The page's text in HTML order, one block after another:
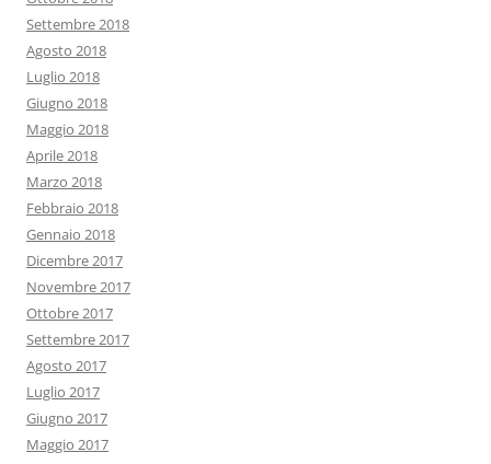
Settembre 2018
Agosto 2018
Luglio 2018
Giugno 2018
Maggio 2018
Aprile 2018
Marzo 2018
Febbraio 2018
Gennaio 2018
Dicembre 2017
Novembre 2017
Ottobre 2017
Settembre 2017
Agosto 2017
Luglio 2017
Giugno 2017
Maggio 2017